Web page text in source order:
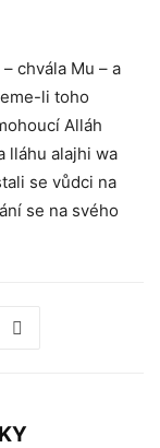
chvála Mu – a
li toho
Alláh
lláhu alajhi wa
se vůdci na
se na svého